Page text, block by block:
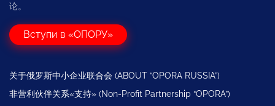
论。
Вступи в «ОПОРУ»
关于俄罗斯中小企业联合会 (ABOUT “OPORA RUSSIA”)
非营利伙伴关系«支持» (Non-Profit Partnership “OPORA”)